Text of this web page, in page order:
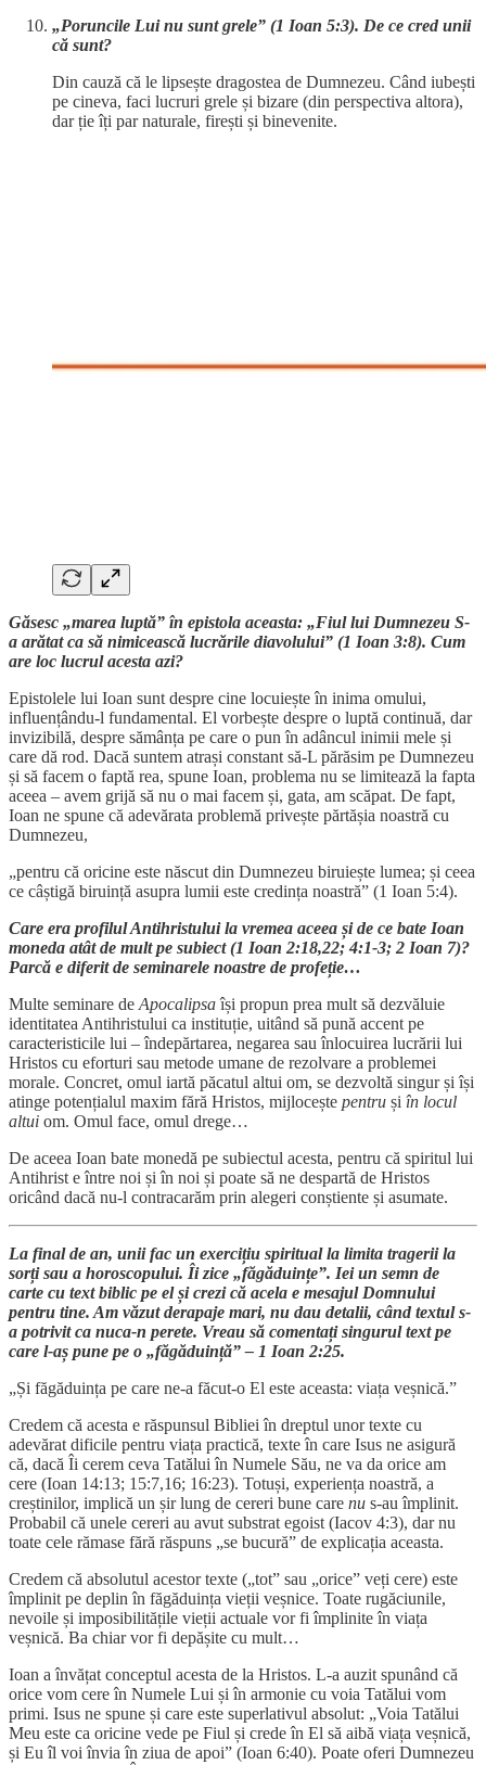
„Poruncile Lui nu sunt grele” (1 Ioan 5:3). De ce cred unii
că sunt?
Din cauză că le lipsește dragostea de Dumnezeu. Când iubești
pe cineva, faci lucruri grele și bizare (din perspectiva altora),
dar ție îți par naturale, firești și binevenite.
Găsesc „marea luptă” în epistola aceasta: „Fiul lui Dumnezeu S-
a arătat ca să nimicească lucrările diavolului” (1 Ioan 3:8). Cum
are loc lucrul acesta azi?
Epistolele lui Ioan sunt despre cine locuiește în inima omului,
influențându-l fundamental. El vorbește despre o luptă continuă, dar
invizibilă, despre sămânța pe care o pun în adâncul inimii mele și
care dă rod. Dacă suntem atrași constant să-L părăsim pe Dumnezeu
și să facem o faptă rea, spune Ioan, problema nu se limitează la fapta
aceea – avem grijă să nu o mai facem și, gata, am scăpat. De fapt,
Ioan ne spune că adevărata problemă privește părtășia noastră cu
Dumnezeu,
„pentru că oricine este născut din Dumnezeu biruiește lumea; și ceea
ce câștigă biruință asupra lumii este credința noastră” (1 Ioan 5:4).
Care era profilul Antihristului la vremea aceea și de ce bate Ioan
moneda atât de mult pe subiect (1 Ioan 2:18,22; 4:1-3; 2 Ioan 7)?
Parcă e diferit de seminarele noastre de profeție…
Multe seminare de Apocalipsaîși propun prea mult să dezvăluie
identitatea Antihristului ca instituție, uitând să pună accent pe
caracteristicile lui – îndepărtarea, negarea sau înlocuirea lucrării lui
Hristos cu eforturi sau metode umane de rezolvare a problemei
morale. Concret, omul iartă păcatul altui om, se dezvoltă singur și își
atinge potențialul maxim fără Hristos, mijlocește pentru și în locul
altui om. Omul face, omul drege…
De aceea Ioan bate monedă pe subiectul acesta, pentru că spiritul lui
Antihrist e între noi și în noi și poate să ne despartă de Hristos
oricând dacă nu-l contracarăm prin alegeri conștiente și asumate.
La final de an, unii fac un exercițiu spiritual la limita tragerii la
sorți sau a horoscopului. Îi zice „făgăduințe”. Iei un semn de
carte cu text biblic pe el și crezi că acela e mesajul Domnului
pentru tine. Am văzut derapaje mari, nu dau detalii, când textul s-
a potrivit ca nuca-n perete. Vreau să comentați singurul text pe
care l-aș pune pe o „făgăduință” – 1 Ioan 2:25.
„Și făgăduința pe care ne-a făcut-o El este aceasta: viața veșnică.”
Credem că acesta e răspunsul Bibliei în dreptul unor texte cu
adevărat dificile pentru viața practică, texte în care Isus ne asigură
că, dacă Îi cerem ceva Tatălui în Numele Său, ne va da orice am
cere (Ioan 14:13; 15:7,16; 16:23). Totuși, experiența noastră, a
creștinilor, implică un șir lung de cereri bune care nu s-au împlinit.
Probabil că unele cereri au avut substrat egoist (Iacov 4:3), dar nu
toate cele rămase fără răspuns „se bucură” de explicația aceasta.
Credem că absolutul acestor texte („tot” sau „orice” veți cere) este
împlinit pe deplin în făgăduința vieții veșnice. Toate rugăciunile,
nevoile și imposibilitățile vieții actuale vor fi împlinite în viața
veșnică. Ba chiar vor fi depășite cu mult…
Ioan a învățat conceptul acesta de la Hristos. L-a auzit spunând că
orice vom cere în Numele Lui și în armonie cu voia Tatălui vom
primi. Isus ne spune și care este superlativul absolut: „Voia Tatălui
Meu este ca oricine vede pe Fiul și crede în El să aibă viața veșnică,
și Eu îl voi învia în ziua de apoi” (Ioan 6:40). Poate oferi Dumnezeu